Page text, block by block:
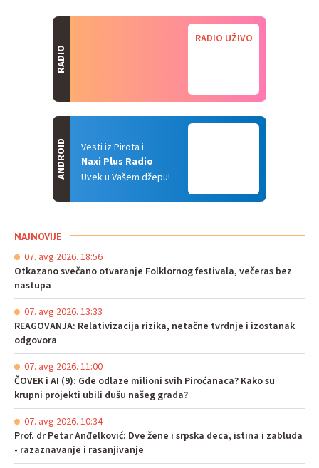
RADIO
RADIO UŽIVO
Vesti iz Pirota i
Naxi Plus Radio
Uvek u Vašem džepu!
ANDROID
NAJNOVIJE
07. avg 2026. 18:56
Otkazano svečano otvaranje Folklornog festivala, večeras bez
nastupa
07. avg 2026. 13:33
REAGOVANJA: Relativizacija rizika, netačne tvrdnje i izostanak
odgovora
07. avg 2026. 11:00
ČOVEK i AI (9): Gde odlaze milioni svih Piroćanaca? Kako su
krupni projekti ubili dušu našeg grada?
07. avg 2026. 10:34
Prof. dr Petar Anđelković: Dve žene i srpska deca, istina i zabluda
- razaznavanje i rasanjivanje